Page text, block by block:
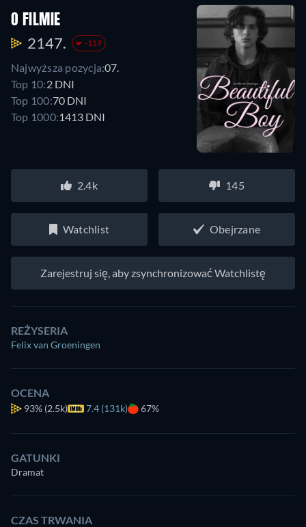
O FILMIE
2147. -119
Najwyższa pozycja:07.
Top 10:2 DNI
Top 100:70 DNI
Top 1000:1413 DNI
2.4k 145
Watchlist Obejrzane
Zarejestruj się, aby zsynchronizować Watchlistę
REŻYSERIA
Felix van Groeningen
OCENA
93% (2.5k) 7.4 (131k) 67%
GATUNKI
Dramat
CZAS TRWANIA